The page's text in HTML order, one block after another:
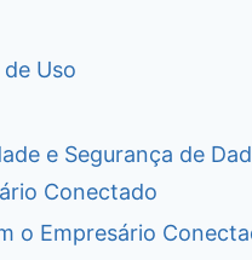
Uso
e Segurança de
Conectado
o Empresário